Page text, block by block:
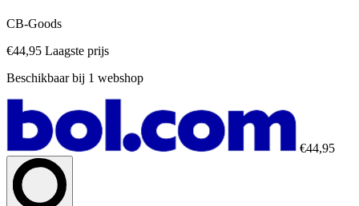
CB-Goods
€44,95 Laagste prijs
Beschikbaar bij 1 webshop
€44,95